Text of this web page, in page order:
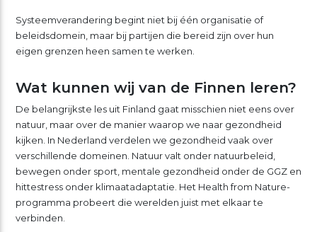
Systeemverandering begint niet bij één organisatie of
beleidsdomein, maar bij partijen die bereid zijn over hun
eigen grenzen heen samen te werken.
Wat kunnen wij van de Finnen leren?
De belangrijkste les uit Finland gaat misschien niet eens over
natuur, maar over de manier waarop we naar gezondheid
kijken. In Nederland verdelen we gezondheid vaak over
verschillende domeinen. Natuur valt onder natuurbeleid,
bewegen onder sport, mentale gezondheid onder de GGZ en
hittestress onder klimaatadaptatie. Het Health from Nature-
programma probeert die werelden juist met elkaar te
verbinden.